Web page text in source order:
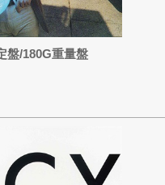
盤/180G重量盤